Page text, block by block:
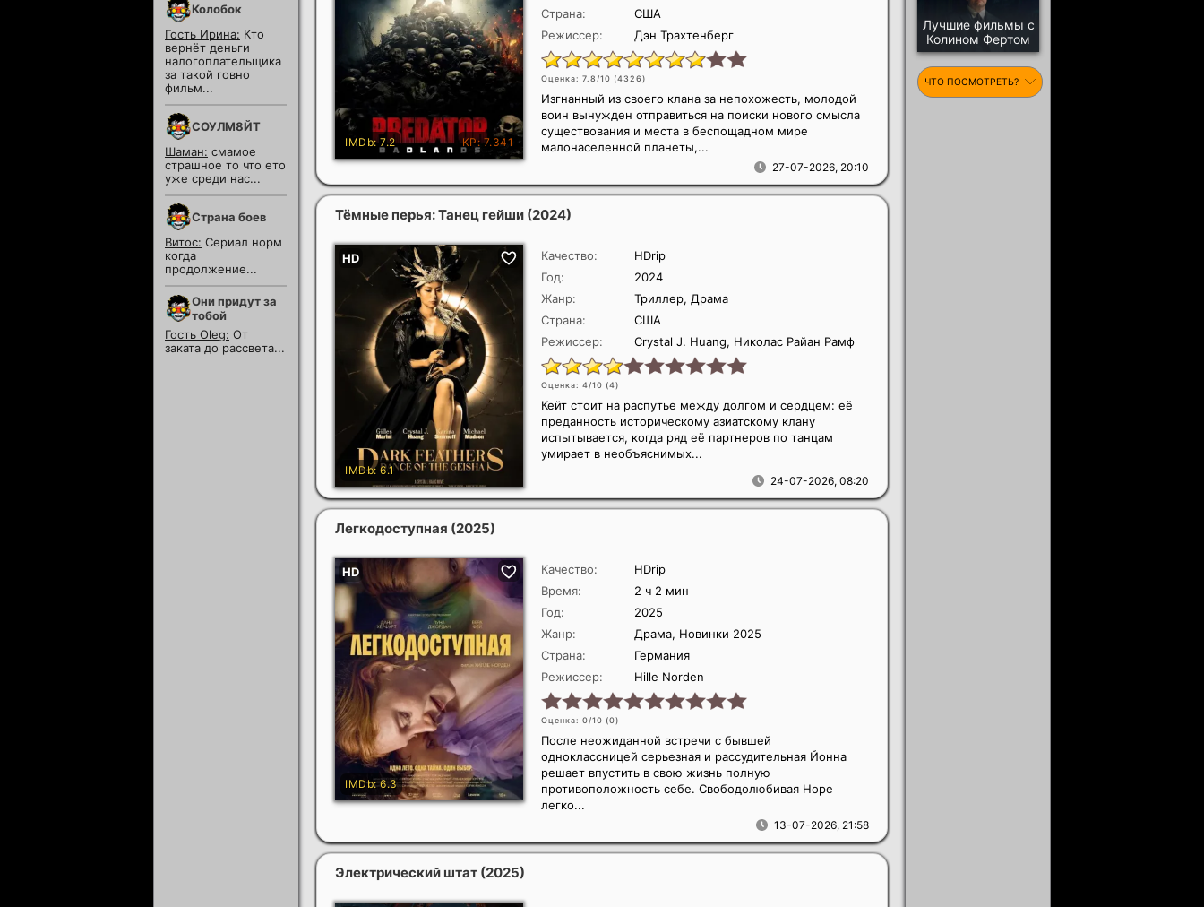
Страна:
США
Режиссер:
Дэн Трахтенберг
Оценка: 7.8/10 (4326)
27-07-2026, 20:10
Изгнанный из своего клана за непохожесть, молодой
воин вынужден отправиться на поиски нового смысла
существования и места в беспощадном мире
малонаселенной планеты,...
Тёмные перья: Танец гейши (2024)
Качество:
HDrip
Год:
2024
Жанр:
Триллер, Драма
Страна:
США
Режиссер:
Crystal J. Huang, Николас Райан Рамф
Оценка: 4/10 (4)
24-07-2026, 08:20
Кейт стоит на распутье между долгом и сердцем: её
преданность историческому азиатскому клану
испытывается, когда ряд её партнеров по танцам
умирает в необъяснимых...
Легкодоступная (2025)
Качество:
HDrip
Время:
2 ч 2 мин
Год:
2025
Жанр:
Драма, Новинки 2025
Страна:
Германия
Режиссер:
Hille Norden
Оценка: 0/10 (0)
13-07-2026, 21:58
После неожиданной встречи с бывшей
одноклассницей серьезная и рассудительная Йонна
решает впустить в свою жизнь полную
противоположность себе. Свободолюбивая Норе
легко...
Электрический штат (2025)
Колобок
Гость Ирина: Кто
вернёт деньги
налогоплательщика
за такой говно
фильм...
СОУЛМ8ЙТ
Шаман: смамое
страшное то что ето
уже среди нас...
Страна боев
Витос: Сериал норм
когда
продолжение...
Они придут за
тобой
Гость Oleg: От
заката до рассвета...
Лучшие фильмы с
Колином Фертом
ЧТО ПОСМОТРЕТЬ?